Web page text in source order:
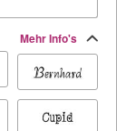
Mehr Info's